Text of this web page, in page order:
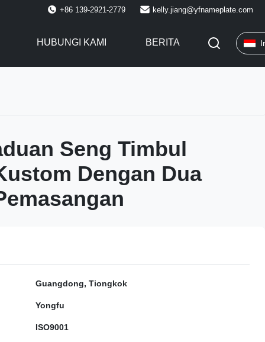
+86 139-2921-2779 kelly.jiang@yfnameplate.com
HUBUNGI KAMI BERITA
Seng Timbul
Dengan Dua
Guangdong, Tiongkok
Yongfu
ISO9001